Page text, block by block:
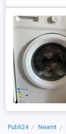
Publi24 Neamt